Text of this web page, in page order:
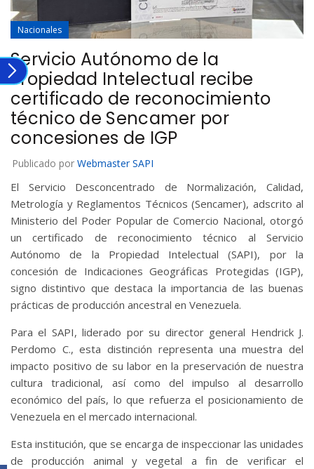
Nacionales
Servicio Autónomo de la
Propiedad Intelectual recibe
certificado de reconocimiento
técnico de Sencamer por
concesiones de IGP
Publicado por Webmaster SAPI
El Servicio Desconcentrado de Normalización, Calidad,
Metrología y Reglamentos Técnicos (Sencamer), adscrito al
Ministerio del Poder Popular de Comercio Nacional, otorgó
un certificado de reconocimiento técnico al Servicio
Autónomo de la Propiedad Intelectual (SAPI), por la
concesión de Indicaciones Geográficas Protegidas (IGP),
signo distintivo que destaca la importancia de las buenas
prácticas de producción ancestral en Venezuela.
Para el SAPI, liderado por su director general Hendrick J.
Perdomo C., esta distinción representa una muestra del
impacto positivo de su labor en la preservación de nuestra
cultura tradicional, así como del impulso al desarrollo
económico del país, lo que refuerza el posicionamiento de
Venezuela en el mercado internacional.
Esta institución, que se encarga de inspeccionar las unidades
de producción animal y vegetal a fin de verificar el